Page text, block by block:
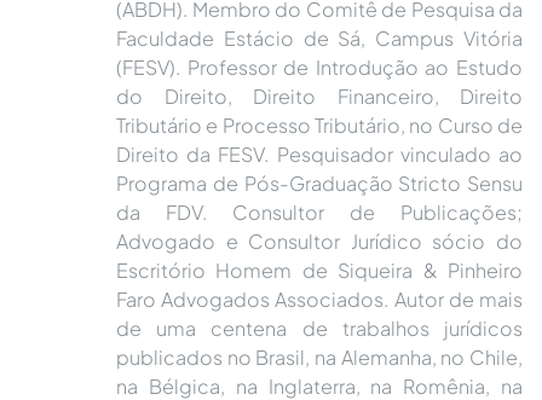
(ABDH). Membro do Comitê de Pesquisa da
Faculdade Estácio de Sá, Campus Vitória
(FESV). Professor de Introdução ao Estudo
do Direito, Direito Financeiro, Direito
Tributário e Processo Tributário, no Curso de
Direito da FESV. Pesquisador vinculado ao
Programa de Pós-Graduação Stricto Sensu
da FDV. Consultor de Publicações;
Advogado e Consultor Jurídico sócio do
Escritório Homem de Siqueira & Pinheiro
Faro Advogados Associados. Autor de mais
de uma centena de trabalhos jurídicos
publicados no Brasil, na Alemanha, no Chile,
na Bélgica, na Inglaterra, na Romênia, na